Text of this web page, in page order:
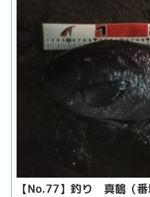
【No.77】釣り 真鶴（